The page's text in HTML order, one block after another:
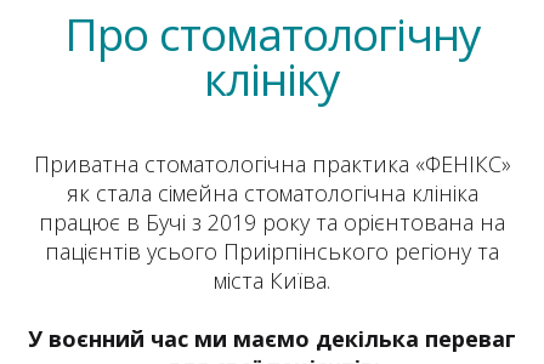
Про стоматологічну
клініку
Приватна стоматологічна практика «ФЕНІКС»
як стала сімейна стоматологічна клініка
працює в Бучі з 2019 року та орієнтована на
пацієнтів усього Приірпінського регіону та
міста Київа.
У воєнний час ми маємо декілька переваг